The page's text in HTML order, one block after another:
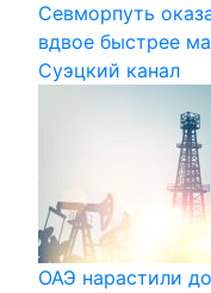
Севморпуть
вдвое быстрее
Суэцкий канал
ОАЭ нарастили